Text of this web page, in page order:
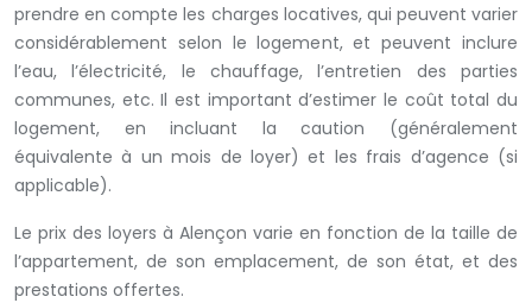
prendre en compte les charges locatives, qui peuvent varier
considérablement selon le logement, et peuvent inclure
l’eau, l’électricité, le chauffage, l’entretien des parties
communes, etc. Il est important d’estimer le coût total du
logement, en incluant la caution (généralement
équivalente à un mois de loyer) et les frais d’agence (si
applicable).
Le prix des loyers à Alençon varie en fonction de la taille de
l’appartement, de son emplacement, de son état, et des
prestations offertes.